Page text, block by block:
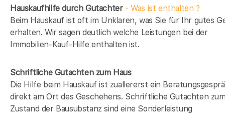
Hauskaufhilfe durch Gutachter- Was ist enthalten ?
Beim Hauskauf ist oft im Unklaren, was Sie für Ihr gutes
erhalten. Wir sagen deutlich welche Leistungen bei der
Immobilien-Kauf-Hilfe enthalten ist.
Schriftliche Gutachten zum Haus
Die Hilfe beim Hauskauf ist zuallererst ein
direkt am Ort des Geschehens. Schriftliche Gutachten
Zustand der Bausubstanz sind eine Sonderleistung